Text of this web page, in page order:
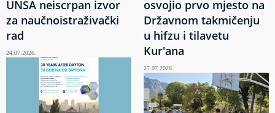
UNSA neiscrpan izvor
za naučnoistraživački
rad
24.07.2026.
osvojio prvo mjesto na
Državnom takmičenju
u hifzu i tilavetu
Kur'ana
27.07.2026.